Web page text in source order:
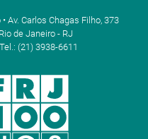
Av. Carlos Chagas Filho, 373
de Janeiro - RJ
(21) 3938-6611